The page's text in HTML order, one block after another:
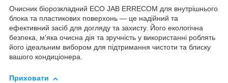
Очисник біорозкладний ECO JAB ERRECOM для внутрішнього
блока та пластикових поверхонь — це надійний та
ефективний засіб для догляду та захисту. Його екологічна
безпека, м'яка очисна дія та зручність у використанні роблять
його ідеальним вибором для підтримання чистоти та блиску
вашого кондиціонера.
Приховати